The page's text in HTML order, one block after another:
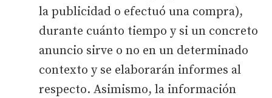
la publicidad o efectuó una compra),
durante cuánto tiempo y si un concreto
anuncio sirve o no en un determinado
contexto y se elaborarán informes al
respecto. Asimismo, la información